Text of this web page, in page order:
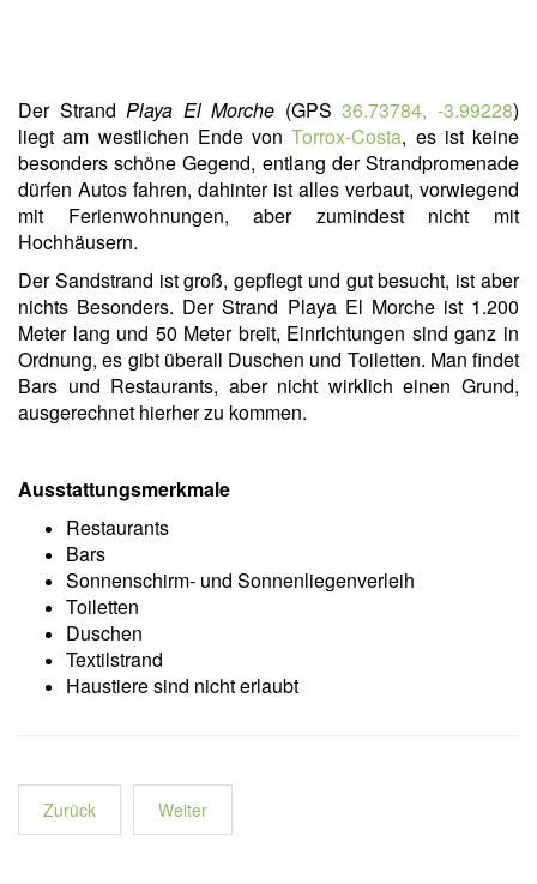
Der StrandPlaya El Morche (GPS36.73784, -3.99228)
liegt am westlichen Ende vonTorrox-Costa, es ist keine
besonders schöne Gegend, entlang der Strandpromenade
dürfen Autos fahren, dahinter ist alles verbaut, vorwiegend
mit Ferienwohnungen, aber zumindest nicht mit
Hochhäusern.
Der Sandstrand ist groß, gepflegt und gut besucht, ist aber
nichts Besonders. Der Strand Playa El Morche ist 1.200
Meter lang und 50 Meter breit, Einrichtungen sind ganz in
Ordnung, es gibt überall Duschen und Toiletten. Man findet
Bars und Restaurants, aber nicht wirklich einen Grund,
ausgerechnet hierher zu kommen.
Ausstattungsmerkmale
Restaurants
Bars
Sonnenschirm- und Sonnenliegenverleih
Toiletten
Duschen
Textilstrand
Haustiere sind nicht erlaubt
Zurück Weiter